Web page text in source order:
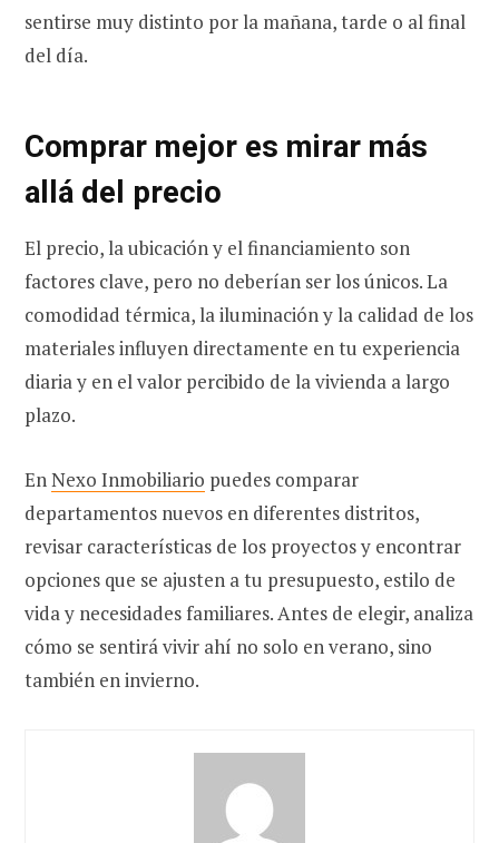
sentirse muy distinto por la mañana, tarde o al final
del día.
Comprar mejor es mirar más
allá del precio
El precio, la ubicación y el financiamiento son
factores clave, pero no deberían ser los únicos. La
comodidad térmica, la iluminación y la calidad de los
materiales influyen directamente en tu experiencia
diaria y en el valor percibido de la vivienda a largo
plazo.
EnNexo Inmobiliario puedes comparar
departamentos nuevos en diferentes distritos,
revisar características de los proyectos y encontrar
opciones que se ajusten a tu presupuesto, estilo de
vida y necesidades familiares. Antes de elegir, analiza
cómo se sentirá vivir ahí no solo en verano, sino
también en invierno.